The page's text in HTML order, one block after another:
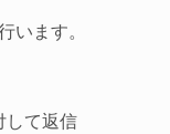
います。
して返信